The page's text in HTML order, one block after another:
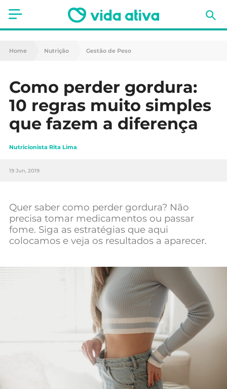
Saúde
Nutrição
Receitas
Fitness
Mães e Bebés
Home Nutrição Gestão de Peso
Como perder gordura:
10 regras muito simples
que fazem a diferença
Nutricionista Rita Lima
19 Jun, 2019
Quer saber como perder gordura? Não
precisa tomar medicamentos ou passar
fome. Siga as estratégias que aqui
colocamos e veja os resultados a aparecer.